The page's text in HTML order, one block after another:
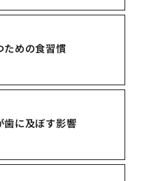
ための食習慣
歯に及ぼす影響